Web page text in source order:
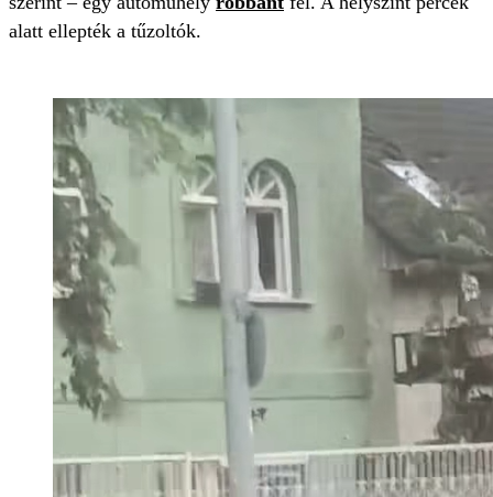
alatt ellepték a tűzoltók.